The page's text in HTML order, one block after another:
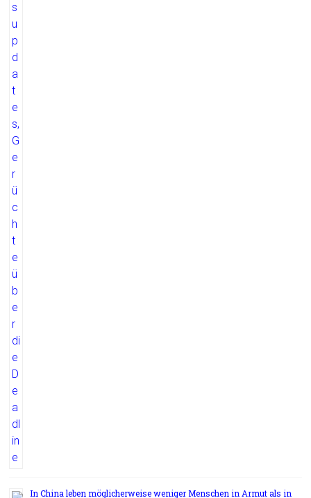
In China leben möglicherweise weniger Menschen in Armut als in